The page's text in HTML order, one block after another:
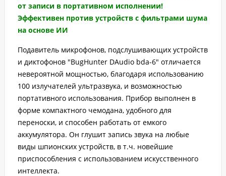
от записи в портативном исполнении!
Эффективен против устройств с фильтрами шума
на основе ИИ
Подавитель микрофонов, подслушивающих устройств
и диктофонов "BugHunter DAudio bda-6" отличается
невероятной мощностью, благодаря использованию
100 излучателей ультразвука, и возможностью
портативного использования. Прибор выполнен в
форме компактного чемодана, удобного для
переноски, и способен работать от емкого
аккумулятора. Он глушит запись звука на любые
виды шпионских устройств, в т.ч. новейшие
приспособления с использованием искусственного
интеллекта.